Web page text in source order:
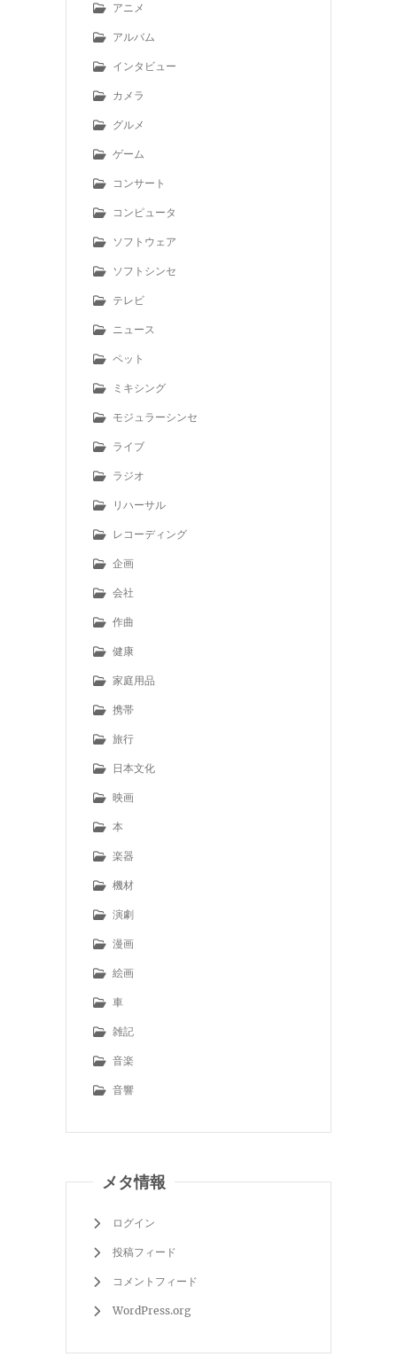
アニメ
アルバム
インタビュー
カメラ
グルメ
ゲーム
コンサート
コンピュータ
ソフトウェア
ソフトシンセ
テレビ
ニュース
ペット
ミキシング
モジュラーシンセ
ライブ
ラジオ
リハーサル
レコーディング
企画
会社
作曲
健康
家庭用品
携帯
旅行
日本文化
映画
本
楽器
機材
演劇
漫画
絵画
車
雑記
音楽
音響
メタ情報
ログイン
投稿フィード
コメントフィード
WordPress.org